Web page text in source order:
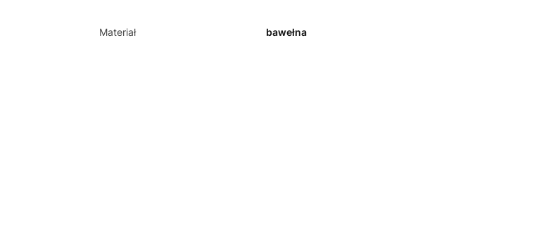
Materiał bawełna